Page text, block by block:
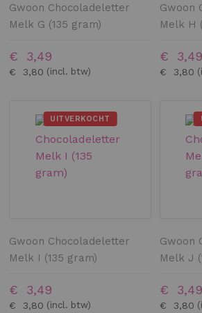
Gwoon Chocoladeletter
Melk G (135 gram)
€ 3,80
€ 3,49
Gwoon
Melk H
€ 3,80
€ 3,49
UITVERKOCHT
Gwoon Chocoladeletter
Melk I (135 gram)
€ 3,80
€ 3,49
Gwoon
Melk J
€ 3,80
€ 3,49